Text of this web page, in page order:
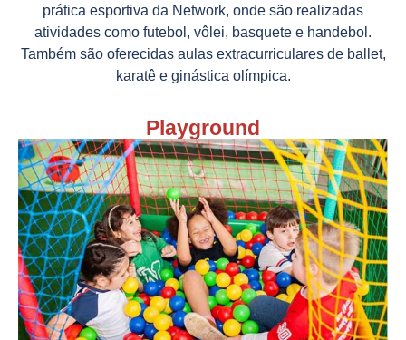
prática esportiva da Network, onde são realizadas
atividades como futebol, vôlei, basquete e handebol.
Também são oferecidas aulas extracurriculares de ballet,
karatê e ginástica olímpica.
Playground